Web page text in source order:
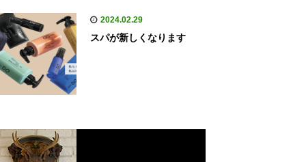
2024.02.29
スパが新しくなります